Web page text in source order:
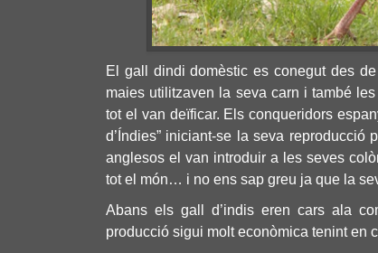
El gall dindi domèstic es conegut des
maies utilitzaven la seva carn i també
tot el van deïficar. Els conqueridors
d’Índies” iniciant-se la seva
anglesos el van introduir a les seves
tot el món… i no ens sap greu ja que la
Abans els gall d’indis eren cars ala
producció sigui molt econòmica tenint en